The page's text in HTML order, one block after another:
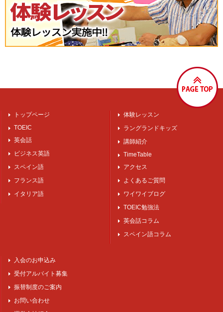
トップページ
TOEIC
英会話
ビジネス英語
スペイン語
フランス語
イタリア語
体験レッスン
ラングランドキッズ
講師紹介
TimeTable
アクセス
よくあるご質問
ワイワイブログ
TOEIC勉強法
英会話コラム
スペイン語コラム
入会のお申込み
受付アルバイト募集
振替制度のご案内
お問い合わせ